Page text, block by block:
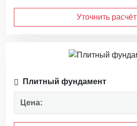
Уточнить расчёт
Плитный фундамент
Цена: